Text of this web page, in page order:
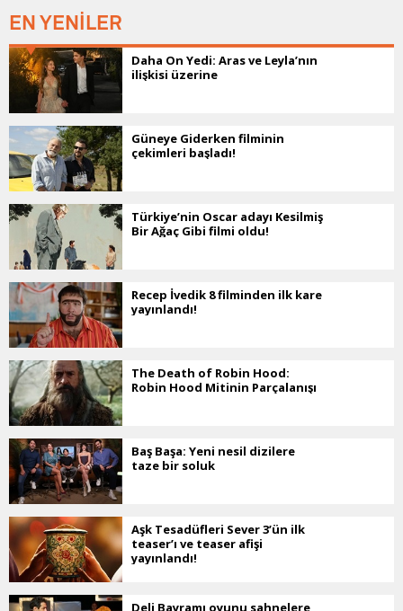
EN YENİLER
Daha On Yedi: Aras ve Leyla’nın
ilişkisi üzerine
Güneye Giderken filminin
çekimleri başladı!
Türkiye’nin Oscar adayı Kesilmiş
Bir Ağaç Gibi filmi oldu!
Recep İvedik 8 filminden ilk kare
yayınlandı!
The Death of Robin Hood:
Robin Hood Mitinin Parçalanışı
Baş Başa: Yeni nesil dizilere
taze bir soluk
Aşk Tesadüfleri Sever 3’ün ilk
teaser’ı ve teaser afişi
yayınlandı!
Deli Bayramı oyunu sahnelere